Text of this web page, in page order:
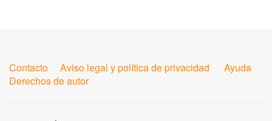
Contacto Aviso legal y política de privacidad
Ayuda
Derechos de autor